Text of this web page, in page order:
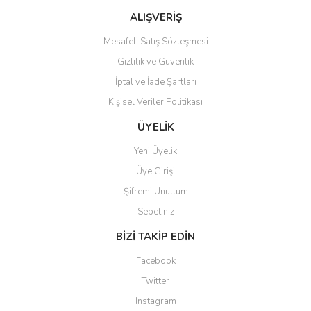
Gönder
ALIŞVERİŞ
Mesafeli Satış Sözleşmesi
Gizlilik ve Güvenlik
İptal ve İade Şartları
Kişisel Veriler Politikası
ÜYELİK
Yeni Üyelik
Üye Girişi
Şifremi Unuttum
Sepetiniz
BİZİ TAKİP EDİN
Facebook
Twitter
Instagram